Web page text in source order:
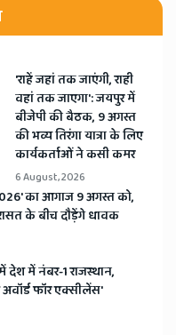
'राहें जहां तक जाएंगी, राही
वहां तक जाएगा': जयपुर में
बीजेपी की बैठक, 9 अगस्त
की भव्य तिरंगा यात्रा के लिए
कार्यकर्ताओं ने कसी कमर
6 August, 2026
का आगाज 9 अगस्त को,
के बीच दौड़ेंगे धावक
में नंबर-1 राजस्थान,
अवॉर्ड फॉर एक्सीलेंस'